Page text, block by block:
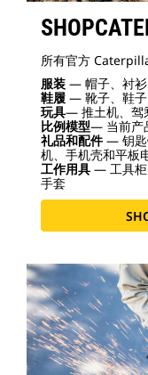
所有官方
服装 — 帽子、衬
鞋履 — 靴子、鞋
玩具— 推土机、驾
比例模型— 当前产
礼品和配件— 钥匙
机、手机壳和平板
工作用具 — 工具柜
手套